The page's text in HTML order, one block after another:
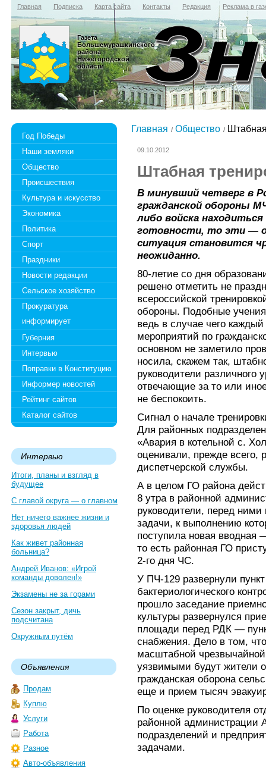
Главная Подписка Карта сайта Контакты Редакция Реклама в
Газета
Большемурашкинского
района
Нижегородской
области
Год Победы
Наши земляки
Общество
Происшествия
Культура и искусство
Экономика
Политика
Спорт
Праздники
Новости редакции
Сельское хозяйство
Прокуратура
информирует
Губерния
Интервью
Поправки в Конституцию
Информер новостей
Рейтинг сайтов
Каталог сайтов
Интервью
Итоги, планы и взгляд в
будущее
С главой округа — о главном
Нет ничего важнее жизни и
здоровья людей
Как живет районная
больница?
Андрей Иванов: «Игрой
команды доволен!»
Экзамены не за горами
Сезон закрыт, дичь
подсчитана
Окружным путём
Объявления
Продам
Куплю
Услуги
Работа
Разное
Авто-объявления
Главная Общество
09.10.2012
Штабная
В минувший четверг в
гражданской обороны
либо войска
готовности, то эти —
ситуация становится
неожиданно.
80-летие со дня
решено отметить не
всероссийской
обороны. Подобные
ведь в случае чего
мероприятий по
основном не заметило
носила, скажем так,
руководители различного
отвечающие за то или
не беспокоить.
Сигнал о начале
Для районных
«Авария в котельной с.
оценивали, прежде всего,
диспетчерской службы.
А в целом ГО района
8 утра в районной
руководители, перед
задачи, к выполнению
поступила новая вводная
то есть районная ГО
2-го дня ЧС.
У ПЧ-129 развернули
бактериологического
прошло заседание
культуры развернулся
площади перед РДК —
снабжения. Дело в том,
масштабной
уязвимыми будут жители
гражданская оборона
еще и прием тысяч
По оценке руководителя
районной администрации
подразделений и
задачами.